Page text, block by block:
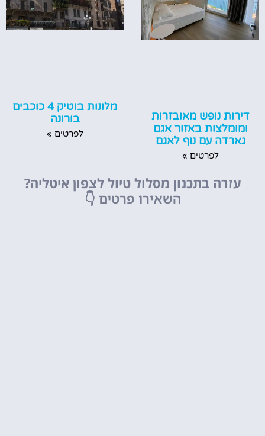
דירות נופש מאובזרות
ומומלצות באזור אגם
גארדה עם נוף לאגם
לפרטים »
מלונות בוטיק 4 כוכבים
בורונה
לפרטים »
עזרה בתכנון מסלול טיול לצפון איטליה?
השאירו פרטים 👇